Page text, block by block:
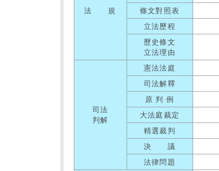
法 規
條文對照表
立法歷程
歷史條文
立法理由
司法
判解
憲法法庭
司法解釋
原 判 例
大法庭裁定
精選裁判
決 議
法律問題